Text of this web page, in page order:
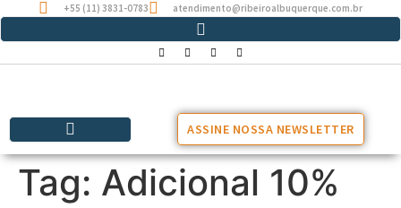
+55 (11) 3831-0783 atendimento@ribeiroalbuquerque.com.br
ASSINE NOSSA NEWSLETTER
Tag: Adicional 10%